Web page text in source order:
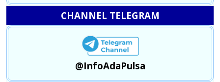
CHANNEL TELEGRAM
@InfoAdaPulsa